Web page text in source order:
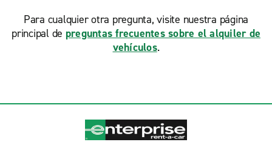
Para cualquier otra pregunta, visite nuestra página
principal de preguntas frecuentes sobre el alquiler de
vehículos.